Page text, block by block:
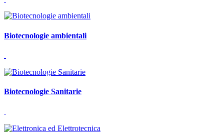
Biotecnologie ambientali
Biotecnologie Sanitarie